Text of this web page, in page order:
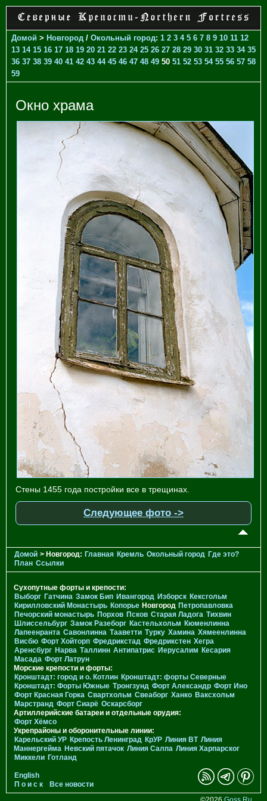
Домой > Новгород / Окольный город: 1 2 3 4 5 6 7 8 9 10 11 12
13 14 15 16 17 18 19 20 21 22 23 24 25 26 27 28 29 30 31 32 33 34 35
36 37 38 39 40 41 42 43 44 45 46 47 48 49 50 51 52 53 54 55 56 57 58
59
Окно храма
Стены 1455 года постройки все в трещинах.
Следующее фото ->
Домой > Новгород: Главная Кремль Окольный город Где это?
План Ссылки
Сухопутные форты и крепости:
Выборг Гатчина Замок Бип Ивангород Изборск Кексгольм
Кирилловский Монастырь Копорье Новгород Петропавловка
Печорcкий монастырь Порхов Псков Старая Ладога Тихвин
Шлиссельбург Замок Разеборг Кастельхольм Кюменлинна
Лапеенранта Савонлинна Тааветти Турку Хамина Хямеенлинна
Висбю Форт Хойторп Фредрикстад Фредрикстен Хегра
Аренсбург Нарва Таллинн Антипатрис Иерусалим Кесария
Масада Форт Латрун
Морские крепости и форты:
Кронштадт: город и о. Котлин Кронштадт: форты Северные
Кронштадт: Форты Южные Тронгзунд Форт Александр Форт Ино
Форт Красная Горка Свартхольм Свеаборг Ханко Ваксхольм
Марстранд Форт Сиарё Оскарсборг
Артиллерийские батареи и отдельные орудия:
Форт Хёмсо
Укрепрайоны и оборонительные линии:
Карельский УР Крепость Ленинград КрУР Линия ВТ Линия
Маннергейма Невский пятачок Линия Салпа Линия Харпарског
Миккели Готланд
English
П о и с к
Все новости